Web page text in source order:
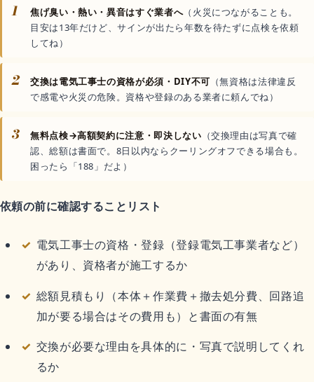
1 焦げ臭い・熱い・異音はすぐ業者へ（火災につながることも。
目安は13年だけど、サインが出たら年数を待たずに点検を依頼
してね）
2 交換は電気工事士の資格が必須・DIY不可 （無資格は法律違反
で感電や火災の危険。資格や登録のある業者に頼んでね）
3 無料点検→高額契約に注意・即決しない （交換理由は写真で確
認、総額は書面で。8日以内ならクーリングオフできる場合も。
困ったら「188」だよ）
依頼の前に確認することリスト
電気工事士の資格・登録（登録電気工事業者など）
があり、資格者が施工するか
総額見積もり（本体＋作業費＋撤去処分費、回路追
加が要る場合はその費用も）と書面の有無
交換が必要な理由を具体的に・写真で説明してくれ
るか